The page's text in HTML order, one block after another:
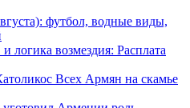
футбол, водные виды,
логика возмездия: Расплата
Всех Армян на скамье